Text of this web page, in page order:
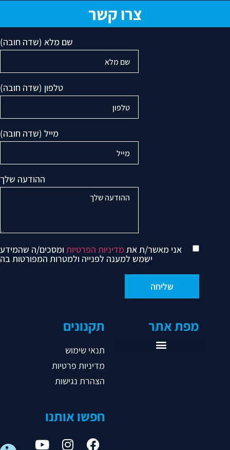
צרו קשר
שם מלא (שדה חובה)
טלפון (שדה חובה)
מייל (שדה חובה)
ההודעה שלך
אני מאשר/ת אתמדיניות הפרטיות ומסכים/ה שהמידע
ישמש למענה לפנייה ולמטרות המפורטות בה
מפת אתר תקנונים
תנאי שימוש
מדיניות פרטיות
הצהרת נגישות
חפשו אותנו